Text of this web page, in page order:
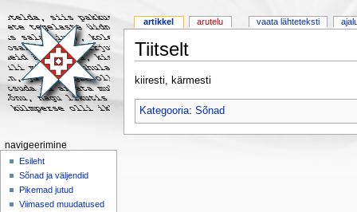
Tiitselt
kiiresti, kärmesti
Kategooria: Sõnad
artikkel arutelu vaata lähteteksti
navigeerimine
Esileht
Sõnad ja väljendid
Pikemad jutud
Viimased muudatused